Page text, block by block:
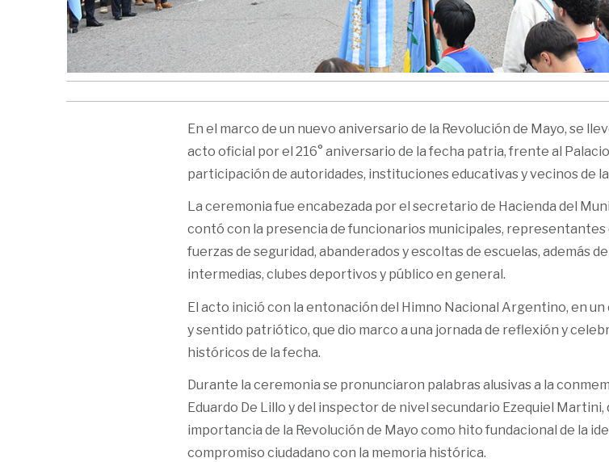
En el marco de un nuevo aniversario de la Revolución de Mayo, se
acto oficial por el 216° aniversario de la fecha patria, frente al
participación de autoridades, instituciones educativas y vecinos de
La ceremonia fue encabezada por el secretario de Hacienda del
contó con la presencia de funcionarios municipales, representantes
fuerzas de seguridad, abanderados y escoltas de escuelas, además
intermedias, clubes deportivos y público en general.
El acto inició con la entonación del Himno Nacional Argentino, en
y sentido patriótico, que dio marco a una jornada de reflexión y
históricos de la fecha.
Durante la ceremonia se pronunciaron palabras alusivas a la
Eduardo De Lillo y del inspector de nivel secundario Ezequiel
importancia de la Revolución de Mayo como hito fundacional de la
compromiso ciudadano con la memoria histórica.